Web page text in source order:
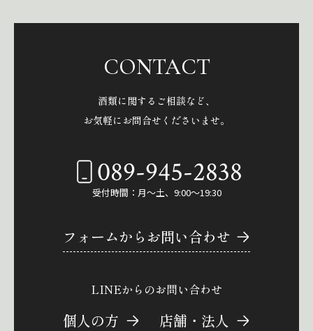
CONTACT
酒類に関するご相談など、
お気軽にお問合せくださいませ。
089-945-2838
受付時間：月～土、9:00～19:30
フォームからお問い合わせ
LINEからのお問い合わせ
個人の方 店舗・法人